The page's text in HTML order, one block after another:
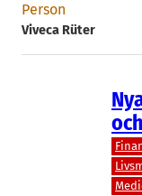
Person
Viveca Rüter